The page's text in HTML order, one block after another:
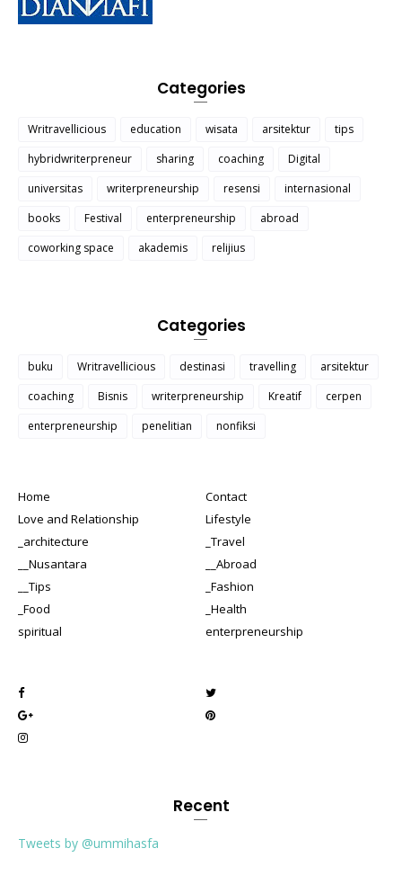
Categories
Writravellicious education wisata arsitektur
tips
hybridwriterpreneur
sharing coaching
Digital
universitas
writerpreneurship resensi
internasional
books
Festival enterpreneurship
abroad
coworking space
akademis relijius
Categories
buku Writravellicious destinasi travelling
arsitektur
coaching
Bisnis writerpreneurship Kreatif
cerpen
enterpreneurship
penelitian nonfiksi
Home
Contact
Love and Relationship
Lifestyle
_architecture
_Travel
__Nusantara
__Abroad
__Tips
_Fashion
_Food
_Health
spiritual
enterpreneurship
Recent
Tweets by @ummihasfa